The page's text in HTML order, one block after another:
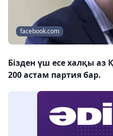
facebook.com
Бізден үш есе халқы аз
200 астам партия бар.